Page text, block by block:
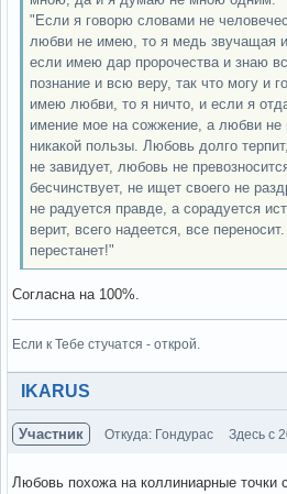
"Если я говорю словами не
любви не имею, то я медь звучащая
если имею дар пророчества и знаю
познание и всю веру, так что могу и
имею любви, то я ничто, и если я
имение мое на сожжение, а любви
никакой пользы. Любовь долго
не завидует, любовь не
бесчинствует, не ищет своего не
не радуется правде, а сорадуется
верит, всего надеется, все
перестанет!"
Согласна на 100%.
Если к Тебе стучатся - открой.
Вне форума
IKARUS
Участник Откуда: Гондурас Здесь с
Любовь похожа на коллиниарные точки